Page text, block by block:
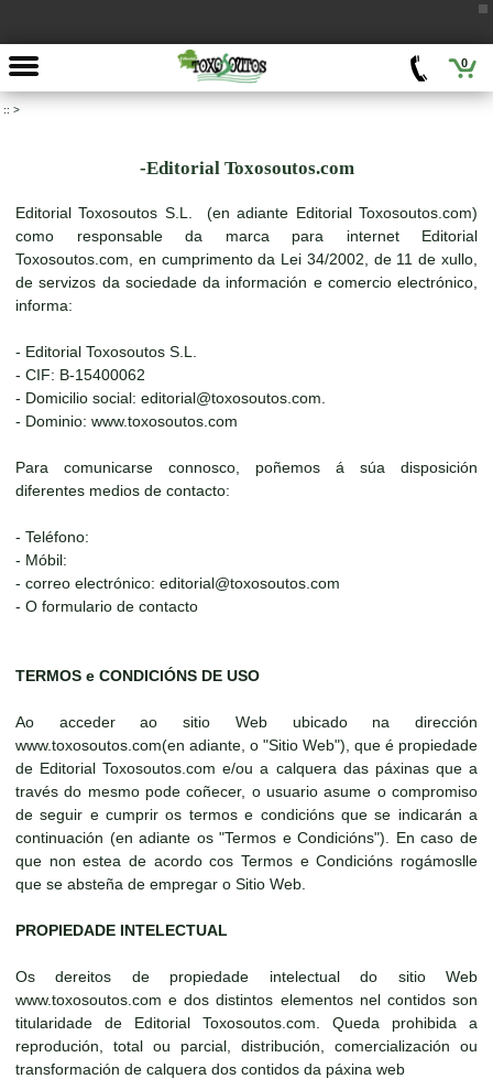
0
:: >
-Editorial Toxosoutos.com
Editorial Toxosoutos S.L. (en adiante Editorial Toxosoutos.com)
como responsable da marca para internet Editorial
Toxosoutos.com, en cumprimento da Lei 34/2002, de 11 de xullo,
de servizos da sociedade da información e comercio electrónico,
informa:
- Editorial Toxosoutos S.L.
- CIF: B-15400062
- Domicilio social: editorial@toxosoutos.com.
- Dominio: www.toxosoutos.com
Para comunicarse connosco, poñemos á súa disposición
diferentes medios de contacto:
- Teléfono:
- Móbil:
- correo electrónico: editorial@toxosoutos.com
- O formulario de contacto
TERMOS e CONDICIÓNS DE USO
Ao acceder ao sitio Web ubicado na dirección
www.toxosoutos.com(en adiante, o "Sitio Web"), que é propiedade
de Editorial Toxosoutos.com e/ou a calquera das páxinas que a
través do mesmo pode coñecer, o usuario asume o compromiso
de seguir e cumprir os termos e condicións que se indicarán a
continuación (en adiante os "Termos e Condicións"). En caso de
que non estea de acordo cos Termos e Condicións rogámoslle
que se absteña de empregar o Sitio Web.
PROPIEDADE INTELECTUAL
Os dereitos de propiedade intelectual do sitio Web
www.toxosoutos.com e dos distintos elementos nel contidos son
titularidade de Editorial Toxosoutos.com. Queda prohibida a
reprodución, total ou parcial, distribución, comercialización ou
transformación de calquera dos contidos da páxina web